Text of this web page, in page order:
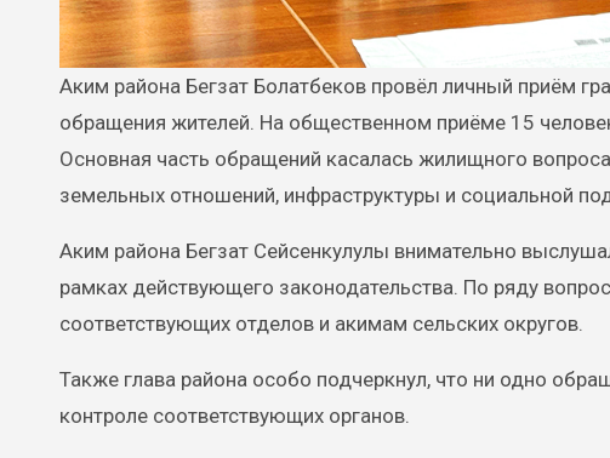
Аким района Бегзат Болатбеков провёл личный приём граждан, в ходе которого выслушал актуальные вопросы и
обращения жителей. На общественном приёме 15
Основная часть обращений касалась жилищного
земельных отношений, инфраструктуры и социальной
Аким района Бегзат Сейсенкулулы внимательно
рамках действующего законодательства. По ряду
соответствующих отделов и акимам сельских округов.
Также глава района особо подчеркнул, что ни одно
контроле соответствующих органов.